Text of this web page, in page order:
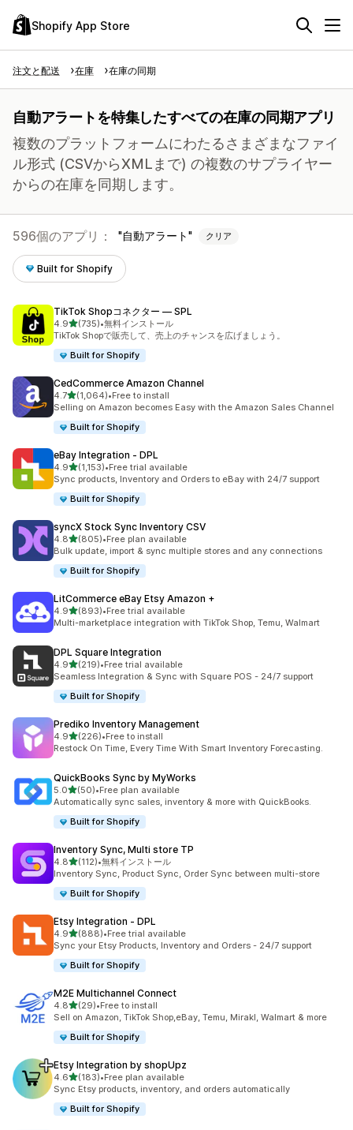
Shopify App Store
注文と配送 在庫 在庫の同期
自動アラートを特集したすべての在庫の同期アプリ
複数のプラットフォームにわたるさまざまなファイ
ル形式 (CSVからXMLまで) の複数のサプライヤー
からの在庫を同期します。
596個のアプリ： 自動アラート クリア
Built for Shopify
TikTok Shopコネクター — SPL
4.95つ星中
(735)
合計レビュー数：735件
•無料インストール
TikTok Shopで販売して、売上のチャンスを広げましょう。
Built for Shopify
CedCommerce Amazon Channel
4.75つ星中
(1,064)
合計レビュー数：1064件
•Free to install
Selling on Amazon becomes Easy with the Amazon Sales Channel
Built for Shopify
eBay Integration ‑ DPL
4.95つ星中
(1,153)
合計レビュー数：1153件
•Free trial available
Sync products, Inventory and Orders to eBay with 24/7 support
Built for Shopify
syncX Stock Sync Inventory CSV
4.85つ星中
(805)
合計レビュー数：805件
•Free plan available
Bulk update, import & sync multiple stores and any connections
Built for Shopify
LitCommerce eBay Etsy Amazon +
4.95つ星中
(893)
合計レビュー数：893件
•Free trial available
Multi-marketplace integration with TikTok Shop, Temu, Walmart
DPL Square Integration
4.95つ星中
(219)
合計レビュー数：219件
•Free trial available
Seamless Integration & Sync with Square POS - 24/7 support
Built for Shopify
Prediko Inventory Management
4.95つ星中
(226)
合計レビュー数：226件
•Free to install
Restock On Time, Every Time With Smart Inventory Forecasting.
QuickBooks Sync by MyWorks
5.05つ星中
(50)
合計レビュー数：50件
•Free plan available
Automatically sync sales, inventory & more with QuickBooks.
Built for Shopify
Inventory Sync, Multi store TP
4.85つ星中
(112)
合計レビュー数：112件
•無料インストール
Inventory Sync, Product Sync, Order Sync between multi-store
Built for Shopify
Etsy Integration ‑ DPL
4.95つ星中
(888)
合計レビュー数：888件
•Free trial available
Sync your Etsy Products, Inventory and Orders - 24/7 support
Built for Shopify
M2E Multichannel Connect
4.85つ星中
(29)
合計レビュー数：29件
•Free to install
Sell on Amazon, TikTok Shop,eBay, Temu, Mirakl, Walmart & more
Built for Shopify
Etsy Integration by shopUpz
4.65つ星中
(183)
合計レビュー数：183件
•Free plan available
Sync Etsy products, inventory, and orders automatically
Built for Shopify